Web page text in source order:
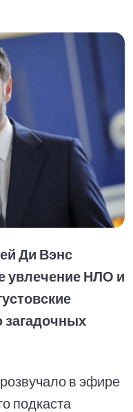
Ди Вэнс
увлечение НЛО и
в эфире
подкаста